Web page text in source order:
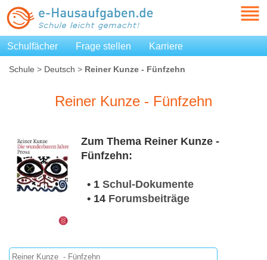
Schulfächer Frage stellen Karriere
Schule > Deutsch > Reiner Kunze - Fünfzehn
Reiner Kunze - Fünfzehn
Zum Thema Reiner Kunze -
Fünfzehn:
• 1 Schul-Dokumente
• 14 Forumsbeiträge